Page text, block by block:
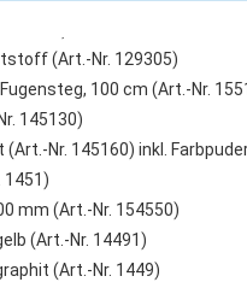
(Art.-Nr. 129305)
100 cm (Art.-Nr.
145130)
Nr. 145160) inkl.
1451)
mm (Art.-Nr. 154550)
(Art.-Nr. 14491)
(Art.-Nr. 1449)